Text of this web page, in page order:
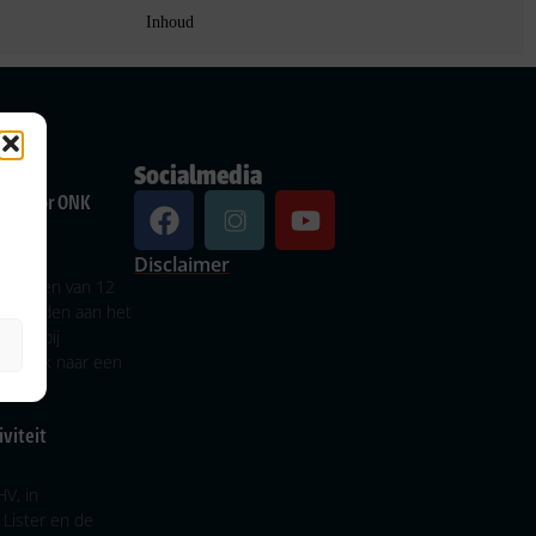
Inhoud
voor ONK
van 12
aan het
nabij
zoek naar een
in
en de
Socialmedia
Disclaimer